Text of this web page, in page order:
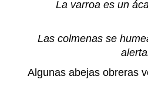
La varroa es un
Las colmenas se
Algunas abejas obreras